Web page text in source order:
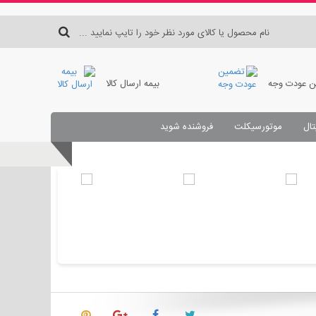
عودت وجه بیمه ارسال کالا
موتورسیکلت
فروشنده شوید